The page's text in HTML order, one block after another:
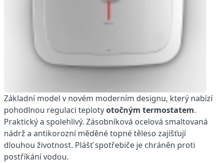
Základní model v novém moderním designu, který nabízí
pohodlnou regulaci teplotyotočným termostatem.
Praktický a spolehlivý. Zásobníková ocelová smaltovaná
nádrž a antikorozní měděné topné těleso zajišťují
dlouhou životnost. Plášť spotřebiče je chráněn proti
postříkání vodou.